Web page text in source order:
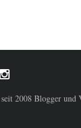
2008 Blogger